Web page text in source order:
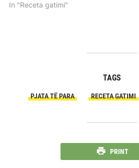
In "Receta gatimi"
TAGS
PJATA TË PARA RECETA GATIMI
PRINT